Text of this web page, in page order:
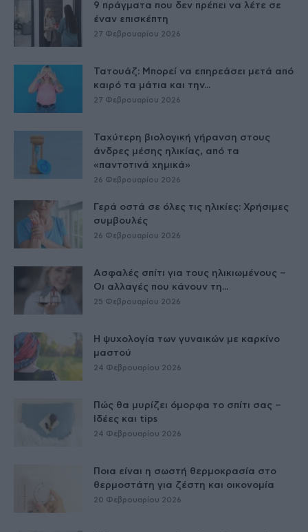
9 πράγματα που δεν πρέπει να λέτε σε
έναν επισκέπτη
27 Φεβρουαρίου 2026
Τατουάζ: Μπορεί να επηρεάσει μετά από
καιρό τα μάτια και την...
27 Φεβρουαρίου 2026
Ταχύτερη βιολογική γήρανση στους
άνδρες μέσης ηλικίας, από τα
«παντοτινά χημικά»
26 Φεβρουαρίου 2026
Γερά οστά σε όλες τις ηλικίες: Χρήσιμες
συμβουλές
26 Φεβρουαρίου 2026
Ασφαλές σπίτι για τους ηλικιωμένους –
Οι αλλαγές που κάνουν τη...
25 Φεβρουαρίου 2026
Η ψυχολογία των γυναικών με καρκίνο
μαστού
24 Φεβρουαρίου 2026
Πώς θα μυρίζει όμορφα το σπίτι σας –
Ιδέες και tips
24 Φεβρουαρίου 2026
Ποια είναι η σωστή θερμοκρασία στο
θερμοστάτη για ζέστη και οικονομία
20 Φεβρουαρίου 2026